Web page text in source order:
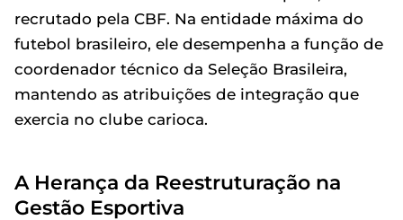
recrutado pela CBF. Na entidade máxima do
futebol brasileiro, ele desempenha a função de
coordenador técnico da Seleção Brasileira,
mantendo as atribuições de integração que
exercia no clube carioca.
A Herança da Reestruturação na
Gestão Esportiva